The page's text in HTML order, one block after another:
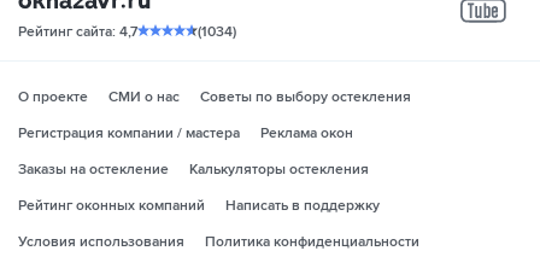
Рейтинг сайта: 4,7 (1034)
О проекте СМИ о нас
Советы по выбору остекления
Регистрация компании / мастера
Реклама окон
Заказы на остекление
Калькуляторы остекления
Рейтинг оконных компаний
Написать в поддержку
Условия использования
Политика конфиденциальности